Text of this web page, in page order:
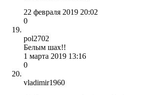
22 февраля 2019 20:02
0
pol2702
Белым шах!!
1 марта 2019 13:16
0
vladimir1960